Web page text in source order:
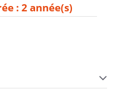
: 2 année(s)